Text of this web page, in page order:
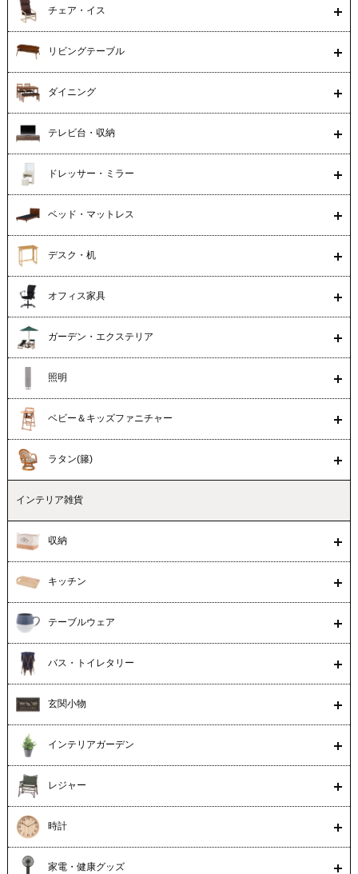
チェア・イス
リビングテーブル
ダイニング
テレビ台・収納
ドレッサー・ミラー
ベッド・マットレス
デスク・机
オフィス家具
ガーデン・エクステリア
照明
ベビー＆キッズファニチャー
ラタン(籐)
インテリア雑貨
収納
キッチン
テーブルウェア
バス・トイレタリー
玄関小物
インテリアガーデン
レジャー
時計
家電・健康グッズ